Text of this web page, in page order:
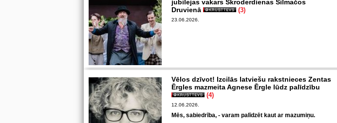
jubilejas vakars Skroderdienas Silmačos
Druvienā
(3)
23.06.2026.
Vēlos dzīvot! Izcilās latviešu rakstnieces Zentas
Ērgles mazmeita Agnese Ērgle lūdz palīdzību
(4)
12.06.2026.
Mēs, sabiedrība, - varam palīdzēt kaut ar mazumiņu.